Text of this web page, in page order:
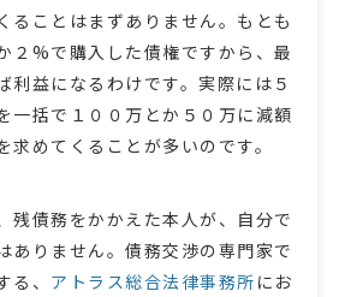
ることはまずありません。もとも
２%で購入した債権ですから、最
利益になるわけです。実際には５
一括で１００万とか５０万に減額
求めてくることが多いのです。
残債務をかかえた本人が、自分で
ありません。債務交渉の専門家で
、 アトラス総合法律事務所 にお